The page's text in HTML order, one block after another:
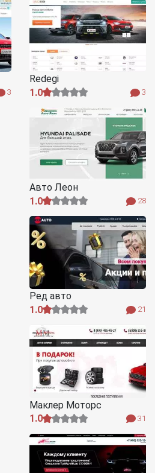
3
Redegi
1.0
3
Авто Леон
1.0
28
Ред авто
1.0
21
Маклер Моторс
1.0
31